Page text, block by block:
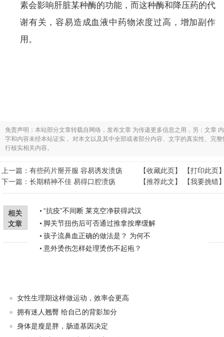
素会影响肝脏某种酶的功能，而这种酶和降压药的代
谢有关，容易造成血液中药物浓度过高，增加副作
用。
免责声明：本站部分文章转载自网络，发布文章 为传递更多信息之用，另：文章
字和内容未经本站证实， 对本文以及其中全部或者部分内容、文字的真实性、完
行核实相关内容。
上一篇： 有些药片掰开服 容易诱发溃疡
下一篇： 长期精神不佳 易得口腔溃疡
【收藏此页】 【打印此页
【推荐此文】 【我要挑错
相关
文章
“抗疫”不间断 莱克空净获得武汉
脚关节扭伤后可否通过推拿按摩缓解
孩子流鼻血正确的做法是？ 为何不
意外烫伤怎样处理烫伤不起疱？
● 女性生理期这样做运动，效率会更高
● 拥有迷人翘臀 给自己的背影加分
● 身体是瘦是胖，肠道基因决定